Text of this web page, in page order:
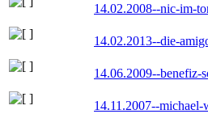
14.02.2008--nic-im-
14.02.2013--die-
14.06.2009--benefiz-
14.11.2007--